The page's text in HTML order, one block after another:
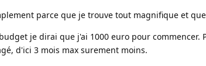
parce que je trouve tout magnifique et
je dirai que j'ai 1000 euro pour
d'ici 3 mois max surement moins.